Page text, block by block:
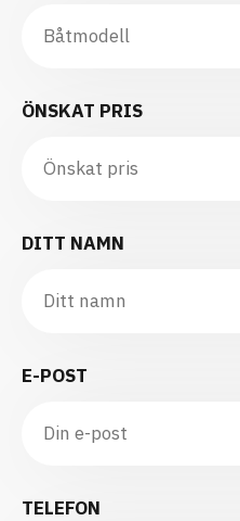
ÖNSKAT PRIS
DITT NAMN
E-POST
TELEFON